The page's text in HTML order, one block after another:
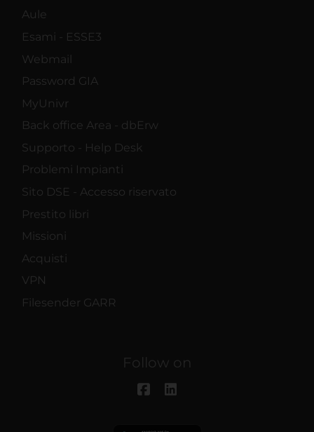
Aule
Esami - ESSE3
Webmail
Password GIA
MyUnivr
Back office Area - dbErw
Supporto - Help Desk
Problemi Impianti
Sito DSE - Accesso riservato
Prestito libri
Missioni
Acquisti
VPN
Filesender GARR
Follow on